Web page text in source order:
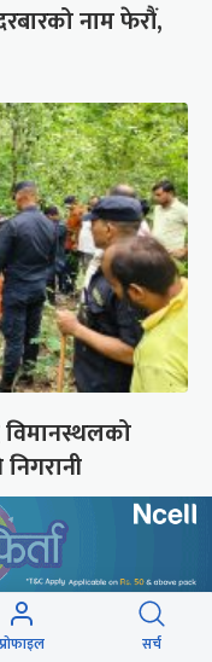
नाम फेरौं,
विमानस्थलको
चस्मा खोल्नै पर्छ
प्रोफाइल सर्च